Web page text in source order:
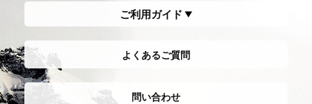
ご利用ガイド
よくあるご質問
問い合わせ